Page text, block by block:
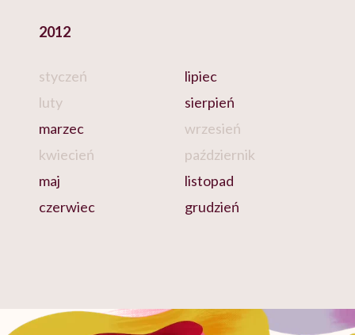
2012
styczeń
luty
marzec
kwiecień
maj
czerwiec
lipiec
sierpień
wrzesień
październik
listopad
grudzień